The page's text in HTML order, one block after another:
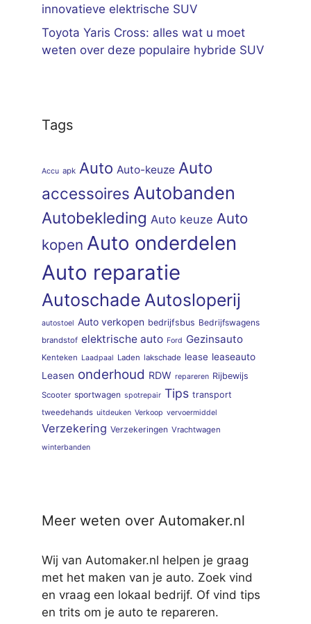
innovatieve elektrische SUV
Toyota Yaris Cross: alles wat u moet
weten over deze populaire hybride SUV
Tags
Accu apk Auto Auto-keuze Auto
accessoires Autobanden
Autobekleding Auto keuze Auto
kopen Auto onderdelen
Auto reparatie
Autoschade Autosloperij
autostoel Auto verkopen bedrijfsbus Bedrijfswagens
brandstof elektrische auto Ford Gezinsauto
Kenteken Laadpaal Laden lakschade lease leaseauto
Leasen onderhoud RDW repareren Rijbewijs
Scooter sportwagen spotrepair Tips transport
tweedehands uitdeuken Verkoop vervoermiddel
Verzekering Verzekeringen Vrachtwagen
winterbanden
Meer weten over Automaker.nl
Wij van Automaker.nl helpen je graag
met het maken van je auto. Zoek vind
en vraag een lokaal bedrijf. Of vind tips
en trits om je auto te repareren.